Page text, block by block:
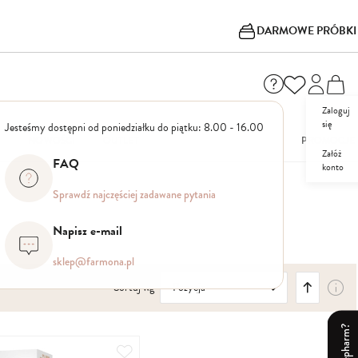
DARMOWE PRÓBKI
Jesteśmy dostępni od poniedziałku do piątku: 8.00 - 16.00
FAQ
Sprawdź najczęściej zadawane pytania
Napisz e-mail
sklep@farmona.pl
Zaloguj
się
Załóż
konto
PROMOCJE
Sortuj wg
kierunek
malejący